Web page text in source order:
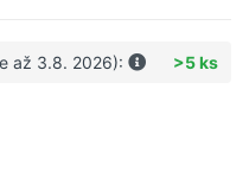
až 3.8. 2026): >5 ks